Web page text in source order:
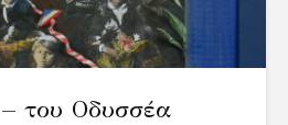
του Οδυσσέα